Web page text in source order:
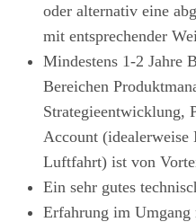
oder alternativ eine
mit entsprechender
Mindestens 1-2 Jahre
Bereichen
Strategieentwicklung,
Account (idealerweise
Luftfahrt) ist von
Ein sehr gutes
Erfahrung im